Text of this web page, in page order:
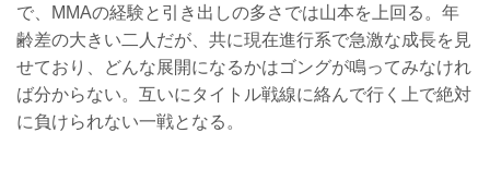
で、MMAの経験と引き出しの多さでは山本を上回る。年
齢差の大きい二人だが、共に現在進行系で急激な成長を見
せており、どんな展開になるかはゴングが鳴ってみなけれ
ば分からない。互いにタイトル戦線に絡んで行く上で絶対
に負けられない一戦となる。